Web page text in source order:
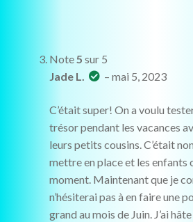
Note5 sur 5
Jade L.
– mai 5, 2023
C’était super! On a voulu
trésor pendant les vacances
leurs petits cousins. C’était
mettre en place et les enfants
moment. Maintenant que je
n’hésiterai pas à en faire une
grand au mois de Juin. J’ai